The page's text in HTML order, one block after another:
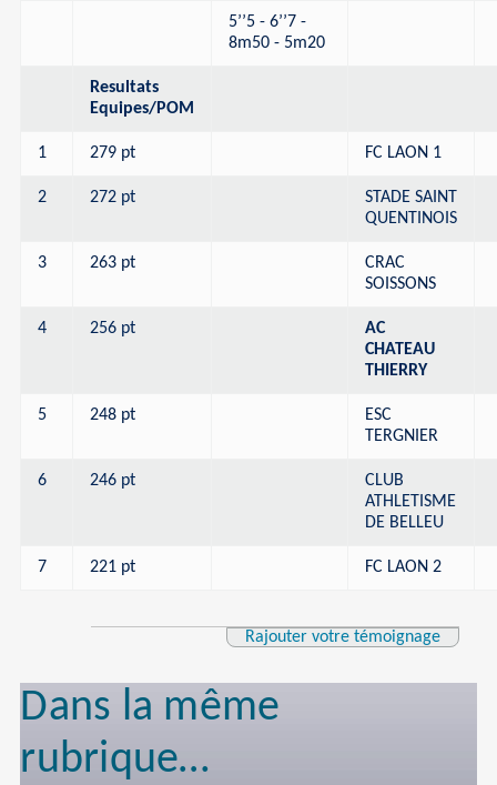
5’’5 - 6’’7 -
8m50 - 5m20
Resultats
Equipes/POM
1 279 pt FC LAON 1
2 272 pt
STADE SAINT
QUENTINOIS
3 263 pt
CRAC
SOISSONS
4 256 pt
AC
CHATEAU
THIERRY
5 248 pt
ESC
TERGNIER
6 246 pt
CLUB
ATHLETISME
DE BELLEU
7 221 pt FC LAON 2
Rajouter votre témoignage
Dans la même
rubrique…